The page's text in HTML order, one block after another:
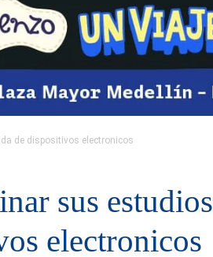
de dispositivos electronicos
sus estudios
electronicos